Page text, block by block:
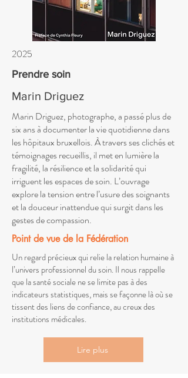
2025
Prendre soin
Marin Driguez
Marin Driguez, photographe, a passé plus de
six ans à documenter la vie quotidienne dans
les hôpitaux bruxellois. À travers ses clichés et
témoignages recueillis, il met en lumière la
fragilité, la résilience et la solidarité qui
irriguent les espaces de soin. L’ouvrage
explore la tension entre l’usure des soignants
et la douceur inattendue qui surgit dans les
gestes de compassion.
Point de vue de la Fédération
Un regard précieux qui relie la relation humaine à
l’univers professionnel du soin. Il nous rappelle
que la santé sociale ne se limite pas à des
indicateurs statistiques, mais se façonne là où se
tissent des liens de confiance, au creux des
institutions médicales.
Lire plus